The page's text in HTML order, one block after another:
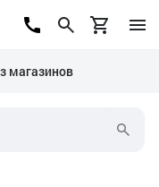
магазинов